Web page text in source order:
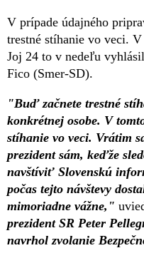
V prípade údajného
trestné stíhanie vo veci.
Joj 24 to v nedeľu
Fico (Smer-SD).
"Buď začnete trestné
konkrétnej osobe. V
stíhanie vo veci. Vrátim
prezident sám, keďže
navštíviť Slovenskú
počas tejto návštevy
mimoriadne vážne,"
prezident SR Peter
navrhol zvolanie